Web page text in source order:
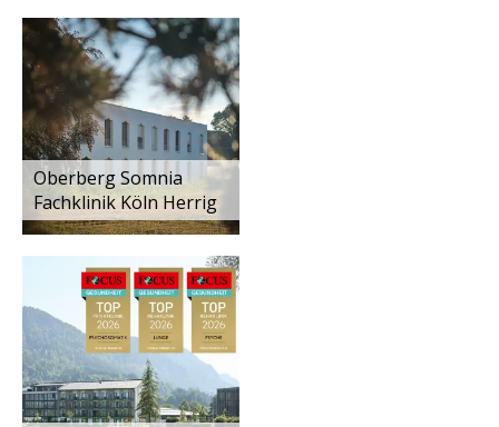
Oberberg Somnia
Fachklinik Köln Herrig